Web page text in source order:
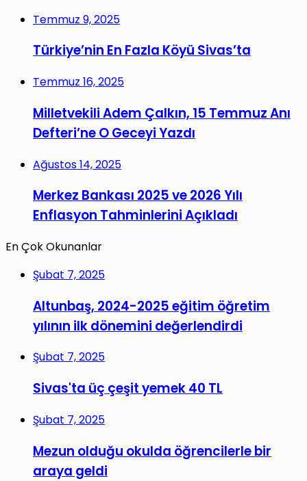
Temmuz 9, 2025
Türkiye’nin En Fazla Köyü Sivas’ta
Temmuz 16, 2025
Milletvekili Adem Çalkın, 15 Temmuz Anı
Defteri’ne O Geceyi Yazdı
Ağustos 14, 2025
Merkez Bankası 2025 ve 2026 Yılı
Enflasyon Tahminlerini Açıkladı
En Çok Okunanlar
Şubat 7, 2025
Altunbaş, 2024-2025 eğitim öğretim
yılının ilk dönemini değerlendirdi
Şubat 7, 2025
Sivas'ta üç çeşit yemek 40 TL
Şubat 7, 2025
Mezun olduğu okulda öğrencilerle bir
araya geldi